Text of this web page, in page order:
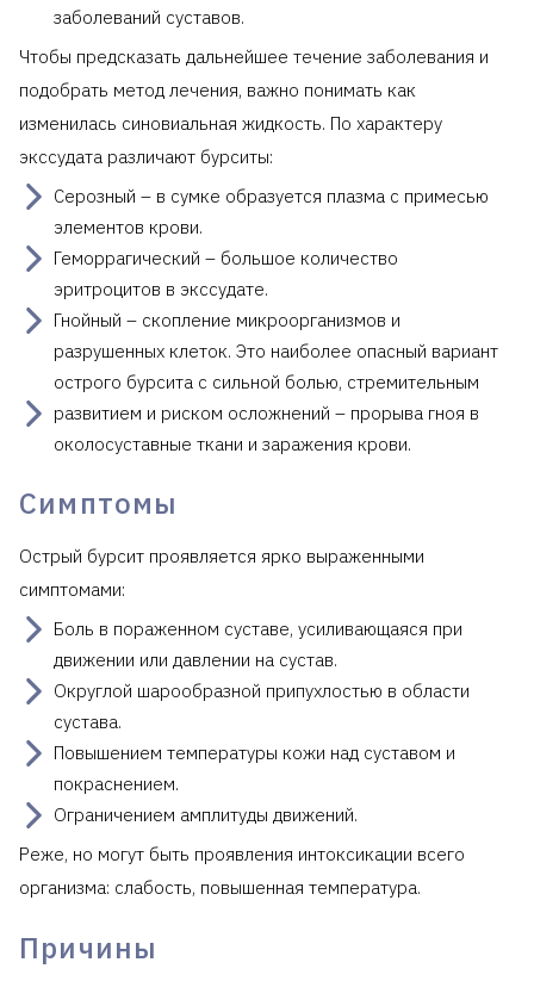
заболеваний суставов.
Чтобы предсказать дальнейшее течение заболевания и
подобрать метод лечения, важно понимать как
изменилась синовиальная жидкость. По характеру
экссудата различают бурситы:
Серозный – в сумке образуется плазма с примесью
элементов крови.
Геморрагический – большое количество
эритроцитов в экссудате.
Гнойный – скопление микроорганизмов и
разрушенных клеток. Это наиболее опасный вариант
острого бурсита с сильной болью, стремительным
развитием и риском осложнений – прорыва гноя в
околосуставные ткани и заражения крови.
Симптомы
Острый бурсит проявляется ярко выраженными
симптомами:
Боль в пораженном суставе, усиливающаяся при
движении или давлении на сустав.
Округлой шарообразной припухлостью в области
сустава.
Повышением температуры кожи над суставом и
покраснением.
Ограничением амплитуды движений.
Реже, но могут быть проявления интоксикации всего
организма: слабость, повышенная температура.
Причины